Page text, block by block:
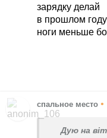
зарядку делай
в прошлом
ноги меньше
спальное место •
Дую на